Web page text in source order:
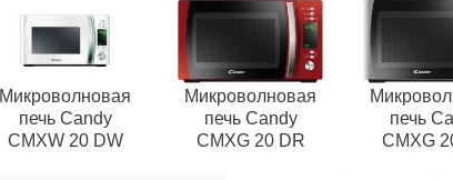
Микроволновая
печь Candy
CMXW 20 DW
Микроволновая
печь Candy
CMXG 20 DR
печь
CMXG